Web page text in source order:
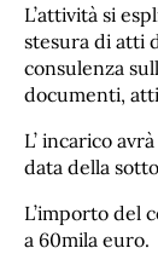
L’attività si
stesura di atti
consulenza
documenti,
L’ incarico
data della
L’importo del
a 60mila euro.